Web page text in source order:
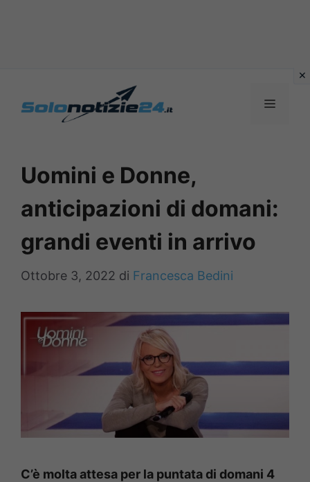
MENU
Uomini e Donne,
anticipazioni di domani:
grandi eventi in arrivo
Ottobre 3, 2022 di Francesca Bedini
C’è molta attesa per la puntata di domani 4